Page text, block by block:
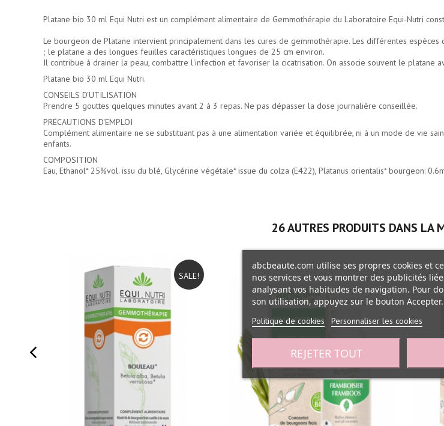
Platane bio 30 ml Equi Nutri est un complément alimentaire de Gemmothérapie du Laboratoire Equi-Nutri
Le bourgeon de Platane intervient principalement dans les cures de gemmothérapie. Les différentes
; le platane a des longues feuilles caractéristiques longues de 25 cm environ.
Il contribue à drainer la peau, combattre l'infection et favoriser la cicatrisation. On associe souvent le platane
Platane bio 30 ml Equi Nutri.
CONSEILS D'UTILISATION
Prendre 5 gouttes quelques minutes avant 2 à 3 repas. Ne pas dépasser la dose journalière conseillée.
PRÉCAUTIONS D'EMPLOI
Complément alimentaire ne se substituant pas à une alimentation variée et équilibrée, ni à un mode de vie
enfants.
COMPOSITION
Eau, Ethanol* 25%vol. issu du blé, Glycérine végétale* issue du colza (E422), Platanus orientalis* bourgeon:
26 AUTRES PRODUITS DANS LA
SALE!
abcbeaute.com utilise ses propres cookies et
nos services et vous montrer des publicités
analysant vos habitudes de navigation. Pour
son utilisation, appuyez sur le bouton Accepter.
Politique de cookies Personnaliser les cookies
REJETER TOUT